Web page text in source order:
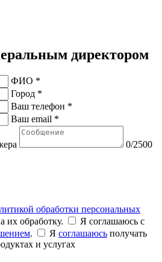
директором
ФИО *
Город *
Ваш телефон *
Ваш email *
0/2500
обработки персональных
их обработку.
Я соглашаюсь c
. Я соглашаюсь получать
и услугах